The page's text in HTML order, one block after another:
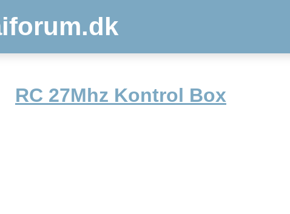
RC 27Mhz Kontrol Box